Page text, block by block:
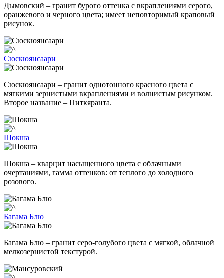
Дымовский – гранит бурого оттенка с вкраплениями серого,
оранжевого и черного цвета; имеет неповторимый краповый
рисунок.
Сюскюянсаари
Сюскюянсаари – гранит однотонного красного цвета с
мягкими зернистыми вкраплениями и волнистым рисунком.
Второе название – Питкяранта.
Шокша
Шокша – кварцит насыщенного цвета с облачными
очертаниями, гамма оттенков: от теплого до холодного
розового.
Багама Блю
Багама Блю – гранит серо-голубого цвета с мягкой, облачной
мелкозернистой текстурой.